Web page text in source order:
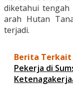
diketahui
arah Hutan
terjadi.
Berita Terkait
Pekerja di